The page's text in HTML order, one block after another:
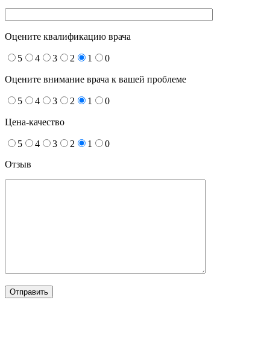
Оцените квалификацию врача
5 4 3 2 1 0
Оцените внимание врача к вашей проблеме
5 4 3 2 1 0
Цена-качество
5 4 3 2 1
0
Отзыв